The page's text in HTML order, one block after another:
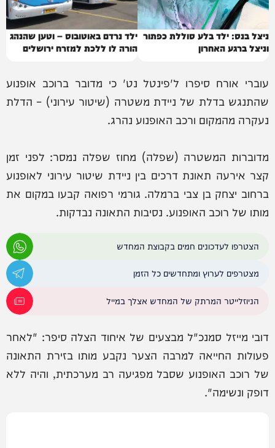
ניצל בנס: ילד בלע סוללת כפתור
וניצל ברגע האחרון
ילד נרדם באוטובוס – וטען שהנהג
הורה לו ללכת למזרח ירושלים
עוברי אורח סיפרו ל'פינטל נט' כי מדובר ברוכב אופנוע
שהתנגש בדלת של ניידת משטרה (שיטור עירוני) – הדלת
נעקרה מהמקום ורכב האופנוע נהרג.
מדוברות המשטרה (שפלה) מחוז שפלה נמסר: לפני זמן
קצר אירעה תאונת דרכים בין ניידת שיטור עירוני לאופנוע
ברחוב יצחק בן צבי ברמלה. גורמי רפואה קבעו במקום את
מותו של רוכב האופנוע. נסיבות התאונה נבדקות.
הצטרפו לעדכונים חמים בקבוצת המחדש
מצטרפים לערוץ ומתחדשים כל הזמן
הניוזלייטר המרתק של המחדש אצלך במייל
דובי מייזל סמנכ"ל מבצעים של איחוד הצלה סיפר: "לאחר
פעולות החייאה למרבה הצער נקבע מותו בזירת התאונה
של רוכב האופנוע שסבל מפגיעה רב מערכתית, והיה ללא
דופק ונשימה".